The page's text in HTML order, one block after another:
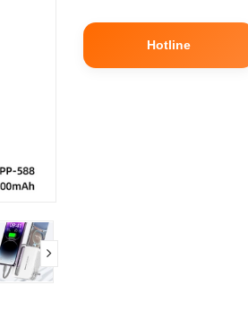
LÀ BƯỚC XẢ PIN, ĐỂ PHẦN
Hotline